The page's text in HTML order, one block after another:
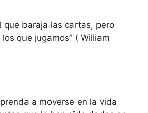
que baraja las cartas, pero
que jugamos” ( William
a moverse en la vida